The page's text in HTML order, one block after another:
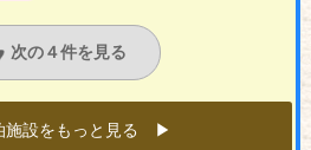
次の４件を見る
施設をもっと見る ▶︎